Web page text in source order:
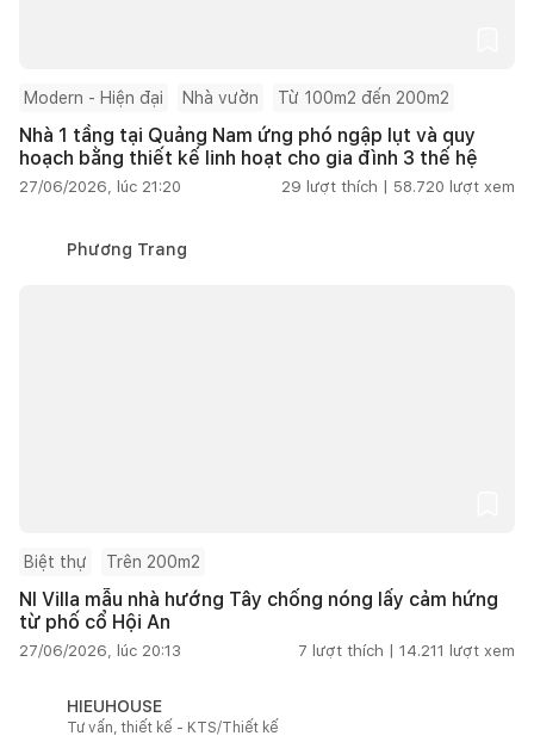
Modern - Hiện đại Nhà vườn Từ 100m2 đến 200m2
Nhà 1 tầng tại Quảng Nam ứng phó ngập lụt và quy
hoạch bằng thiết kế linh hoạt cho gia đình 3 thế hệ
27/06/2026, lúc 21:20 29 lượt thích | 58.720 lượt xem
Phương Trang
Biệt thự Trên 200m2
NI Villa mẫu nhà hướng Tây chống nóng lấy cảm hứng
từ phố cổ Hội An
27/06/2026, lúc 20:13 7 lượt thích | 14.211 lượt xem
HIEUHOUSE
Tư vấn, thiết kế - KTS/Thiết kế